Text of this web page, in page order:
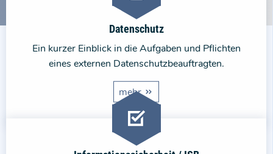
Datenschutz
Ein kurzer Einblick in die Aufgaben und Pflichten
eines externen Datenschutzbeauftragten.
mehr